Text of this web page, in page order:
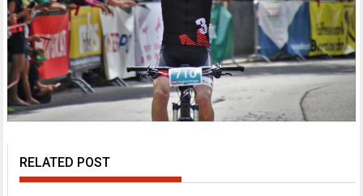
RELATED POST